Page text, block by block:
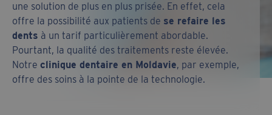
une solution de plus en plus prisée. En effet, cela
offre la possibilité aux patients de se refaire les
dents à un tarif particulièrement abordable.
Pourtant, la qualité des traitements reste élevée.
Notre clinique dentaire en Moldavie, par exemple,
offre des soins à la pointe de la technologie.